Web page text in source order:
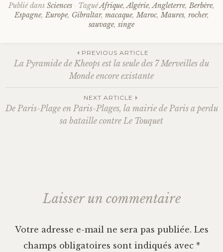
Publié dans Sciences TaguéAfrique, Algérie, Angleterre, Berbère,
Espagne, Europe, Gibraltar, macaque, Maroc, Maures, rocher,
sauvage, singe
Navigation
des
PREVIOUS ARTICLE
La Pyramide de Kheops est la seule des 7 Merveilles du
Monde encore existante
NEXT ARTICLE
De Paris-Plage en Paris-Plages, la mairie de Paris a perdu
sa bataille contre Le Touquet
Laisser un commentaire
Votre adresse e-mail ne sera pas publiée. Les
champs obligatoires sont indiqués avec *